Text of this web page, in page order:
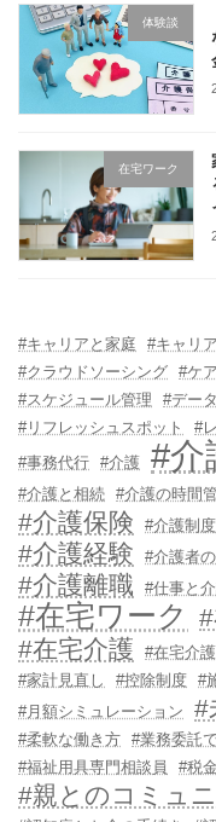
体験談
在宅ワーク
#キャリアと家庭 #キャリ
#クラウドソーシング #ケ
#スケジュール管理
#デー
#リフレッシュスポット
#
#事務代行 #介護 #介
#介護と相続 #介護の時間
#介護保険
#介護制度
#介護経験 #介護者
#介護離職 #仕事と
#在宅ワーク
#在宅介護
#在宅介
#家計見直し
#控除制度 #
#月額シミュレーション
#
#柔軟な働き方 #業務委託
#福祉用具専門相談員
#税
#親とのコミュ